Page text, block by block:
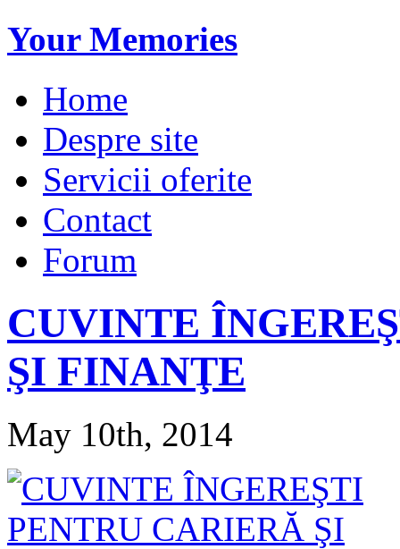
Your Memories
Home
Despre site
Servicii oferite
Contact
Forum
CUVINTE
ŞI FINANŢE
May 10th, 2014